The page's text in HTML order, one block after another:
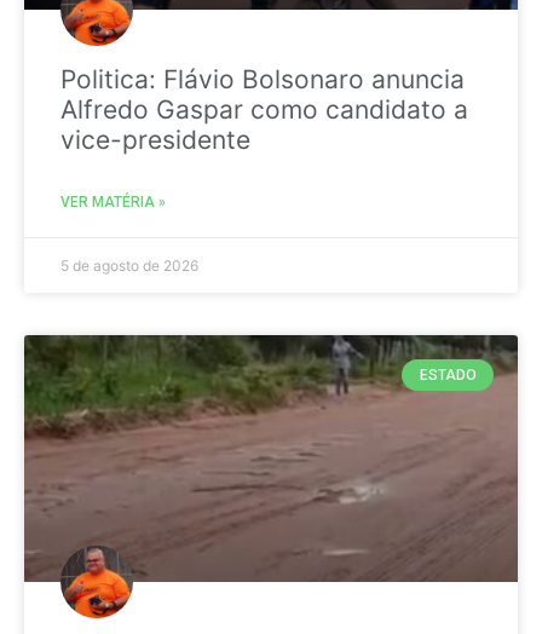
Politica: Flávio Bolsonaro anuncia
Alfredo Gaspar como candidato a
vice-presidente
VER MATÉRIA »
5 de agosto de 2026
ESTADO